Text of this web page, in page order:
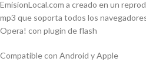
EmisionLocal.com a creado en un
mp3 que soporta todos los
Opera! con plugin de flash
Compatible con Android y Apple